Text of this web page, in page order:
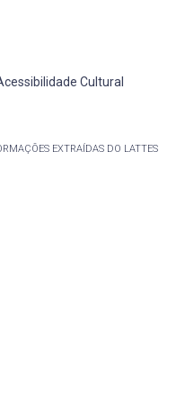
Cultural
EXTRAÍDAS DO LATTES